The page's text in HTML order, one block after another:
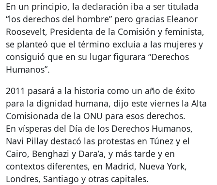
En un principio, la declaración iba a ser titulada
“los derechos del hombre” pero gracias Eleanor
Roosevelt, Presidenta de la Comisión y feminista,
se planteó que el término excluía a las mujeres y
consiguió que en su lugar figurara “Derechos
Humanos”.
2011 pasará a la historia como un año de éxito
para la dignidad humana, dijo este viernes la Alta
Comisionada de la ONU para esos derechos.
En vísperas del Día de los Derechos Humanos,
Navi Pillay destacó las protestas en Túnez y el
Cairo, Benghazi y Dara’a, y más tarde y en
contextos diferentes, en Madrid, Nueva York,
Londres, Santiago y otras capitales.